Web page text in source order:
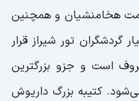
هخامنشیان و همچنین
گردشگران تور شیراز قرار
است و جزو بزرگترین
کتیبه‌ بزرگ داریوش